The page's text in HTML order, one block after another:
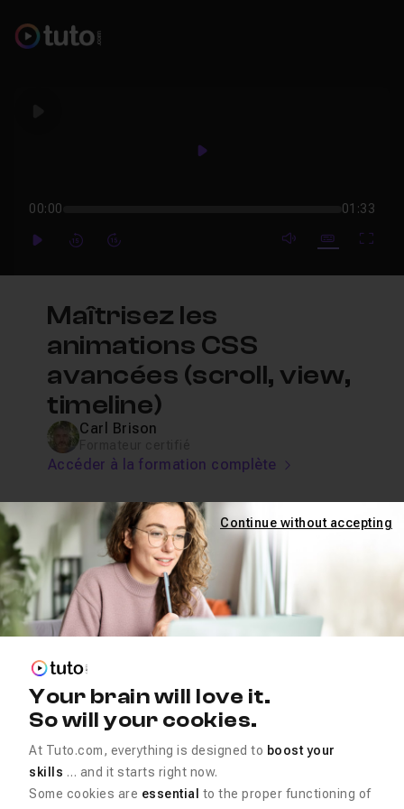
Play
00:00 01:33
PlayForwardForward mute video
Subtitles
Maîtrisez les
animations CSS
avancées (scroll, view,
timeline)
Carl Brison
Accéder à la formation complète